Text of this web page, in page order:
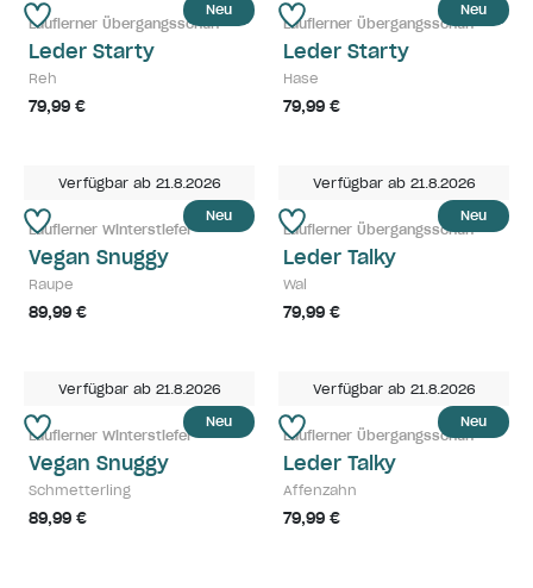
Neu
Lauflerner Übergangsschuh
Leder Starty
Reh
79,99 €
Neu
Lauflerner Übergangsschuh
Leder Starty
Hase
79,99 €
Verfügbar ab 21.8.2026
Neu
Lauflerner Winterstiefel
Vegan Snuggy
Raupe
89,99 €
Verfügbar ab 21.8.2026
Neu
Lauflerner Übergangsschuh
Leder Talky
Wal
79,99 €
Verfügbar ab 21.8.2026
Neu
Lauflerner Winterstiefel
Vegan Snuggy
Schmetterling
89,99 €
Verfügbar ab 21.8.2026
Neu
Lauflerner Übergangsschuh
Leder Talky
Affenzahn
79,99 €